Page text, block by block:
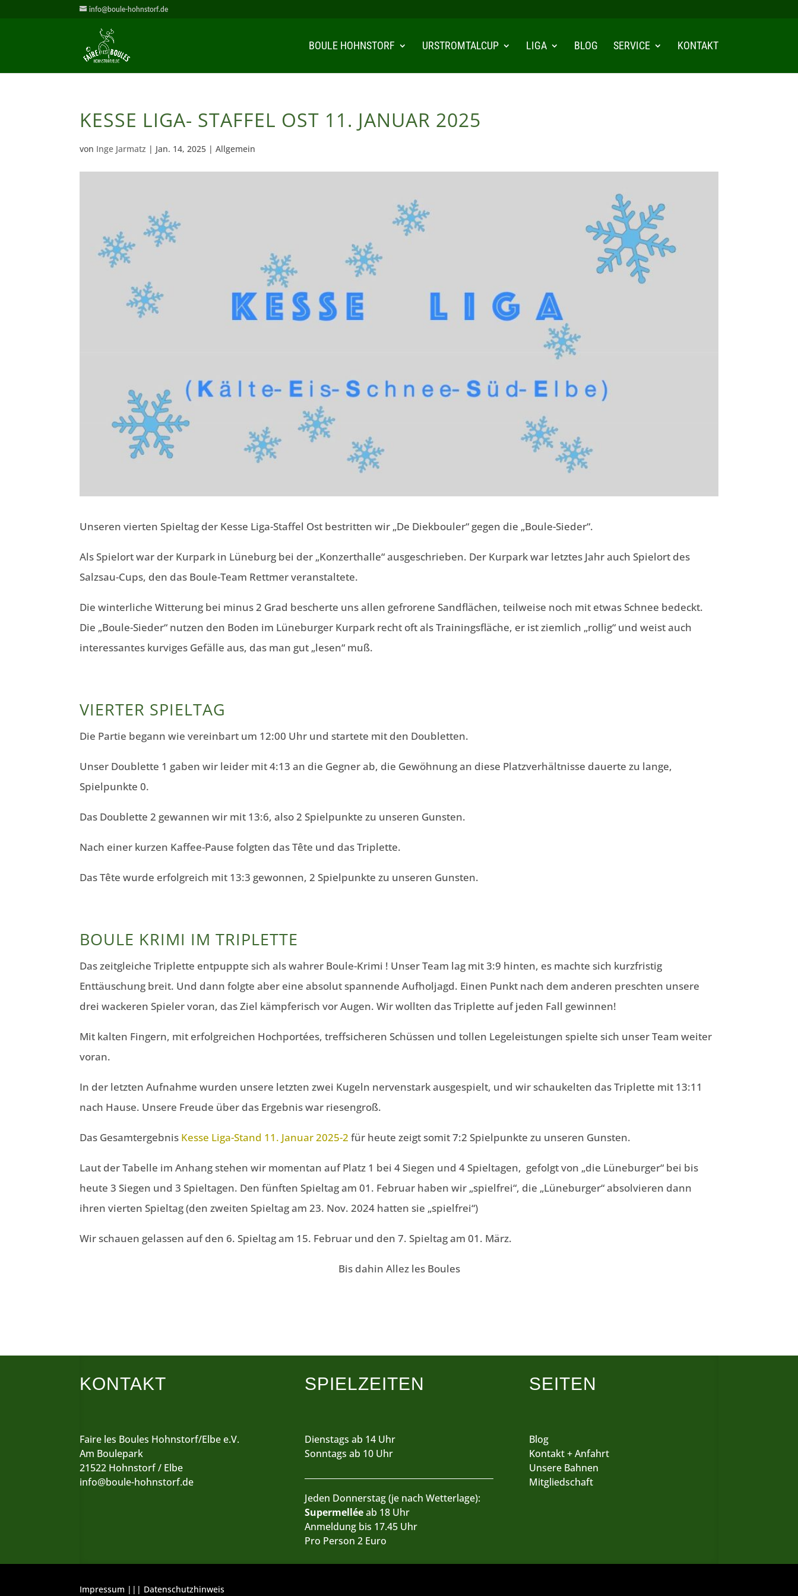
info@boule-hohnstorf.de
BOULE HOHNSTORF URSTROMTALCUP LIGA BLOG SERVICE KONTAKT
KESSE LIGA- STAFFEL OST 11. JANUAR 2025
von Inge Jarmatz | Jan. 14, 2025 | Allgemein
Unseren vierten Spieltag der Kesse Liga-Staffel Ost bestritten wir „De Diekbouler“ gegen die „Boule-Sieder“.
Als Spielort war der Kurpark in Lüneburg bei der „Konzerthalle“ ausgeschrieben. Der Kurpark war letztes Jahr auch Spielort des
Salzsau-Cups, den das Boule-Team Rettmer veranstaltete.
Die winterliche Witterung bei minus 2 Grad bescherte uns allen gefrorene Sandflächen, teilweise noch mit etwas Schnee bedeckt.
Die „Boule-Sieder“ nutzen den Boden im Lüneburger Kurpark recht oft als Trainingsfläche, er ist ziemlich „rollig“ und weist auch
interessantes kurviges Gefälle aus, das man gut „lesen“ muß.
VIERTER SPIELTAG
Die Partie begann wie vereinbart um 12:00 Uhr und startete mit den Doubletten.
Unser Doublette 1 gaben wir leider mit 4:13 an die Gegner ab, die Gewöhnung an diese Platzverhältnisse dauerte zu lange,
Spielpunkte 0.
Das Doublette 2 gewannen wir mit 13:6, also 2 Spielpunkte zu unseren Gunsten.
Nach einer kurzen Kaffee-Pause folgten das Tête und das Triplette.
Das Tête wurde erfolgreich mit 13:3 gewonnen, 2 Spielpunkte zu unseren Gunsten.
BOULE KRIMI IM TRIPLETTE
Das zeitgleiche Triplette entpuppte sich als wahrer Boule-Krimi ! Unser Team lag mit 3:9 hinten, es machte sich kurzfristig
Enttäuschung breit. Und dann folgte aber eine absolut spannende Aufholjagd. Einen Punkt nach dem anderen preschten unsere
drei wackeren Spieler voran, das Ziel kämpferisch vor Augen. Wir wollten das Triplette auf jeden Fall gewinnen!
Mit kalten Fingern, mit erfolgreichen Hochportées, treffsicheren Schüssen und tollen Legeleistungen spielte sich unser Team weiter
voran.
In der letzten Aufnahme wurden unsere letzten zwei Kugeln nervenstark ausgespielt, und wir schaukelten das Triplette mit 13:11
nach Hause. Unsere Freude über das Ergebnis war riesengroß.
Das Gesamtergebnis Kesse Liga-Stand 11. Januar 2025-2 für heute zeigt somit 7:2 Spielpunkte zu unseren Gunsten.
Laut der Tabelle im Anhang stehen wir momentan auf Platz 1 bei 4 Siegen und 4 Spieltagen, gefolgt von „die Lüneburger“ bei bis
heute 3 Siegen und 3 Spieltagen. Den fünften Spieltag am 01. Februar haben wir „spielfrei“, die „Lüneburger“ absolvieren dann
ihren vierten Spieltag (den zweiten Spieltag am 23. Nov. 2024 hatten sie „spielfrei“)
Wir schauen gelassen auf den 6. Spieltag am 15. Februar und den 7. Spieltag am 01. März.
Bis dahin Allez les Boules
KONTAKT
Faire les Boules Hohnstorf/Elbe e.V.
Am Boulepark
21522 Hohnstorf / Elbe
info@boule-hohnstorf.de
SPIELZEITEN
Dienstags ab 14 Uhr
Sonntags ab 10 Uhr
Jeden Donnerstag (je nach Wetterlage):
Supermelléeab 18 Uhr
Anmeldung bis 17.45 Uhr
Pro Person 2 Euro
SEITEN
Blog
Kontakt + Anfahrt
Unsere Bahnen
Mitgliedschaft
Impressum ||| Datenschutzhinweis